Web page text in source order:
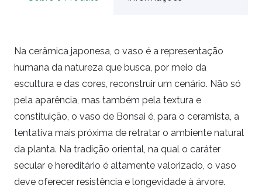
Na cerâmica japonesa, o vaso é a representação
humana da natureza que busca, por meio da
escultura e das cores, reconstruir um cenário. Não só
pela aparência, mas também pela textura e
constituição, o vaso de Bonsai é, para o ceramista, a
tentativa mais próxima de retratar o ambiente natural
da planta. Na tradição oriental, na qual o caráter
secular e hereditário é altamente valorizado, o vaso
deve oferecer resistência e longevidade à árvore.